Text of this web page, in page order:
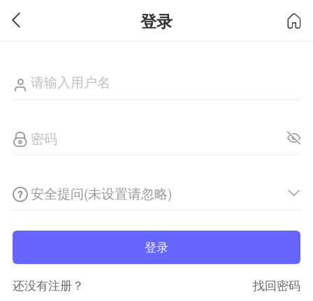
登录
安全提问(未设置请忽略)
登录
还没有注册？ 找回密码